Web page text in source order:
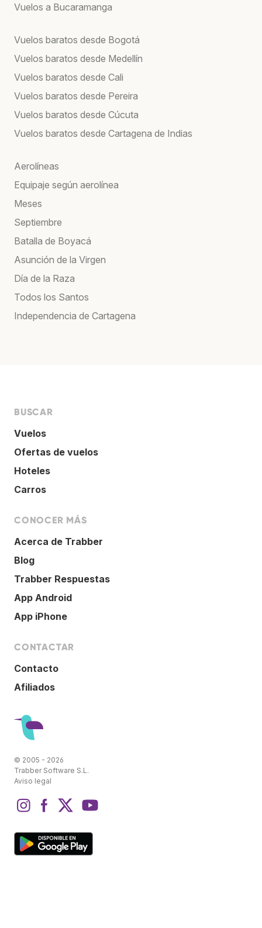
Vuelos a Bucaramanga
Vuelos baratos desde Bogotá
Vuelos baratos desde Medellín
Vuelos baratos desde Cali
Vuelos baratos desde Pereira
Vuelos baratos desde Cúcuta
Vuelos baratos desde Cartagena de Indias
Aerolíneas
Equipaje según aerolínea
Meses
Septiembre
Batalla de Boyacá
Asunción de la Virgen
Día de la Raza
Todos los Santos
Independencia de Cartagena
BUSCAR
Vuelos
Ofertas de vuelos
Hoteles
Carros
CONOCER MÁS
Acerca de Trabber
Blog
Trabber Respuestas
App Android
App iPhone
CONTACTAR
Contacto
Afiliados
© 2005 - 2026
Trabber Software S.L.
Aviso legal